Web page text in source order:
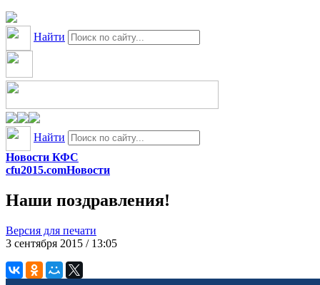
Найти
Найти
Новости КФС
cfu2015.comНовости
Наши поздравления!
Версия для печати
3 сентября 2015 / 13:05